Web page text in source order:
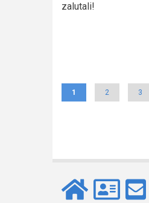
zalutali!
Current
page
1 Page
2 3